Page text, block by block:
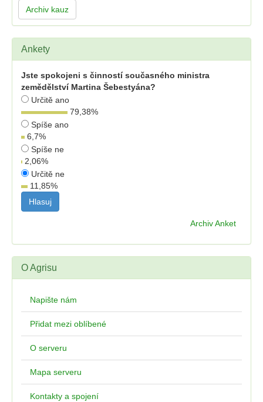
Archiv kauz
Ankety
Jste spokojeni s činností současného ministra
zemědělství Martina Šebestyána?
Určitě ano
79,38%
Spíše ano
6,7%
Spíše ne
2,06%
Určitě ne
11,85%
Archiv Anket
O Agrisu
Napište nám
Přidat mezi oblíbené
O serveru
Mapa serveru
Kontakty a spojení